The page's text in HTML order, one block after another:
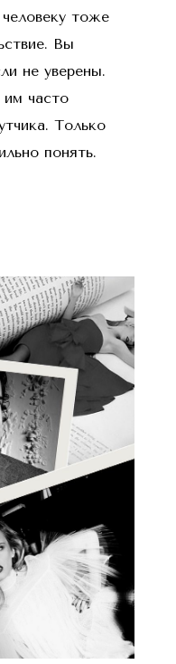
тоже
Вы
не уверены.
часто
Только
понять.